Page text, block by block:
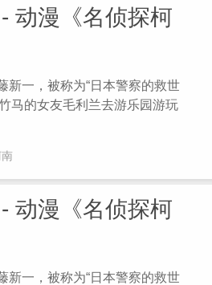
动漫《名侦探柯
新一，被称为“日本警察的救世
马的女友毛利兰去游乐园游玩
动漫《名侦探柯
新一，被称为“日本警察的救世